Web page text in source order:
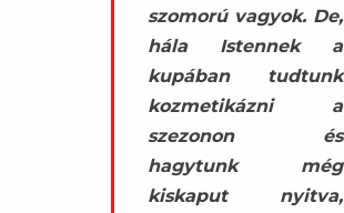
szomorú vagyok. De,
hála Istennek a
kupában tudtunk
kozmetikázni a
szezonon és
hagytunk még
kiskaput nyitva,